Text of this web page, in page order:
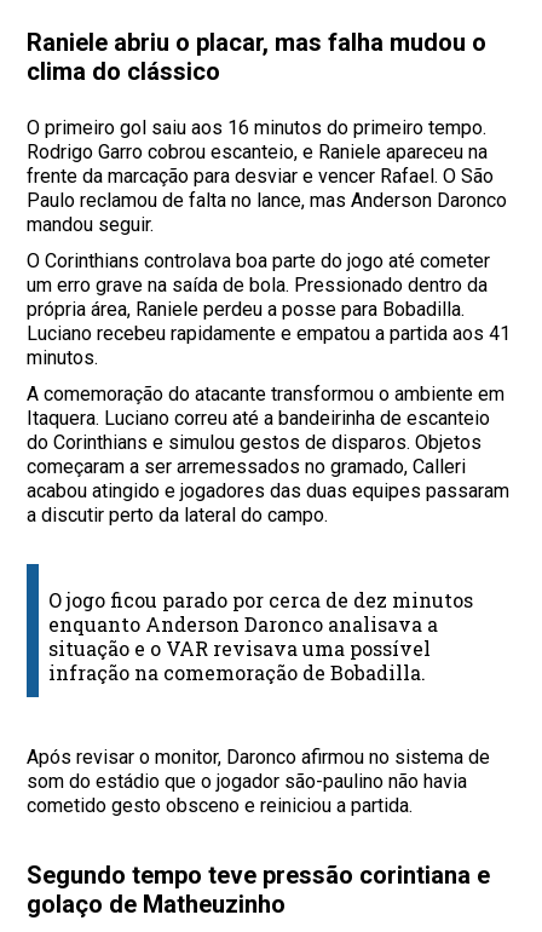
Raniele abriu o placar, mas falha mudou o
clima do clássico
O primeiro gol saiu aos 16 minutos do primeiro tempo.
Rodrigo Garro cobrou escanteio, e Raniele apareceu na
frente da marcação para desviar e vencer Rafael. O São
Paulo reclamou de falta no lance, mas Anderson Daronco
mandou seguir.
O Corinthians controlava boa parte do jogo até cometer
um erro grave na saída de bola. Pressionado dentro da
própria área, Raniele perdeu a posse para Bobadilla.
Luciano recebeu rapidamente e empatou a partida aos 41
minutos.
A comemoração do atacante transformou o ambiente em
Itaquera. Luciano correu até a bandeirinha de escanteio
do Corinthians e simulou gestos de disparos. Objetos
começaram a ser arremessados no gramado, Calleri
acabou atingido e jogadores das duas equipes passaram
a discutir perto da lateral do campo.
O jogo ficou parado por cerca de dez minutos
enquanto Anderson Daronco analisava a
situação e o VAR revisava uma possível
infração na comemoração de Bobadilla.
Após revisar o monitor, Daronco afirmou no sistema de
som do estádio que o jogador são-paulino não havia
cometido gesto obsceno e reiniciou a partida.
Segundo tempo teve pressão corintiana e
golaço de Matheuzinho